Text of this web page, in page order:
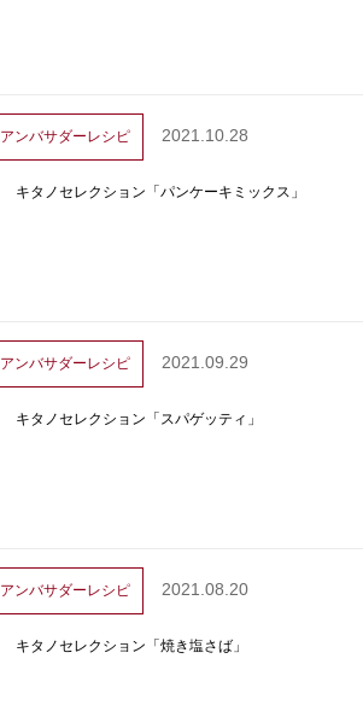
アンバサダーレシピ 2021.10.28
キタノセレクション「パンケーキミックス」
アンバサダーレシピ 2021.09.29
キタノセレクション「スパゲッティ」
アンバサダーレシピ 2021.08.20
キタノセレクション「焼き塩さば」